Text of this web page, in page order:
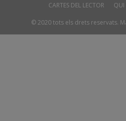
CARTES DEL LECTOR
QUI
© 2020 tots els drets reservats.